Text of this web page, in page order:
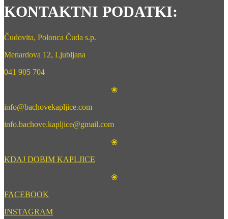
KONTAKTNI PODATKI:
Čudovita, Polonca Čuda s.p.
Menardova 12, Ljubljana
041 905 704
❀
info@bachovekapljice.com
info.bachove.kapljice@gmail.com
❀
KDAJ DOBIM KAPLJICE
❀
FACEBOOK
INSTAGRAM